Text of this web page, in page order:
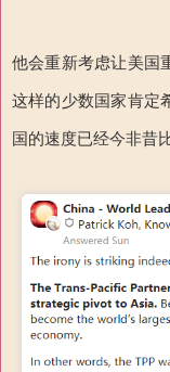
他会重新考虑让美国
这样的少数国家肯定
国的速度已经今非昔